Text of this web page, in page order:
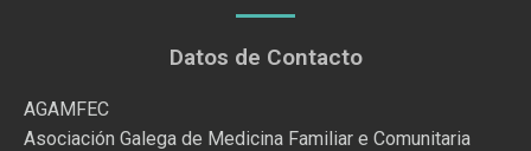
Datos de Contacto
AGAMFEC
Asociación Galega de Medicina Familiar e Comunitaria